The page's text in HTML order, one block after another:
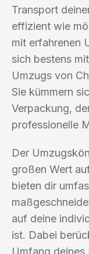
Transport
effizient wie
mit erfahrenen
sich bestens
Umzugs von
Sie kümmern
Verpackung,
professionelle
Der
großen Wert
bieten dir
auf deine
ist. Dabei
Umfang deines